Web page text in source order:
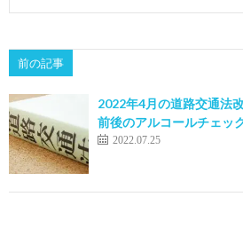
前の記事
2022年4月の道路交通法
前後のアルコールチェッ
2022.07.25